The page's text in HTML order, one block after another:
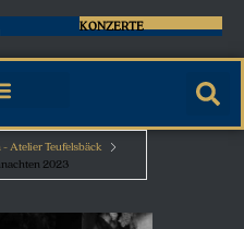
KONZERTE
Atelier Teufelsbäck
2023